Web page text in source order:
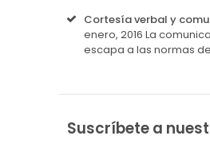
Cortesía verbal y
enero, 2016 La
escapa a las normas
Suscríbete a